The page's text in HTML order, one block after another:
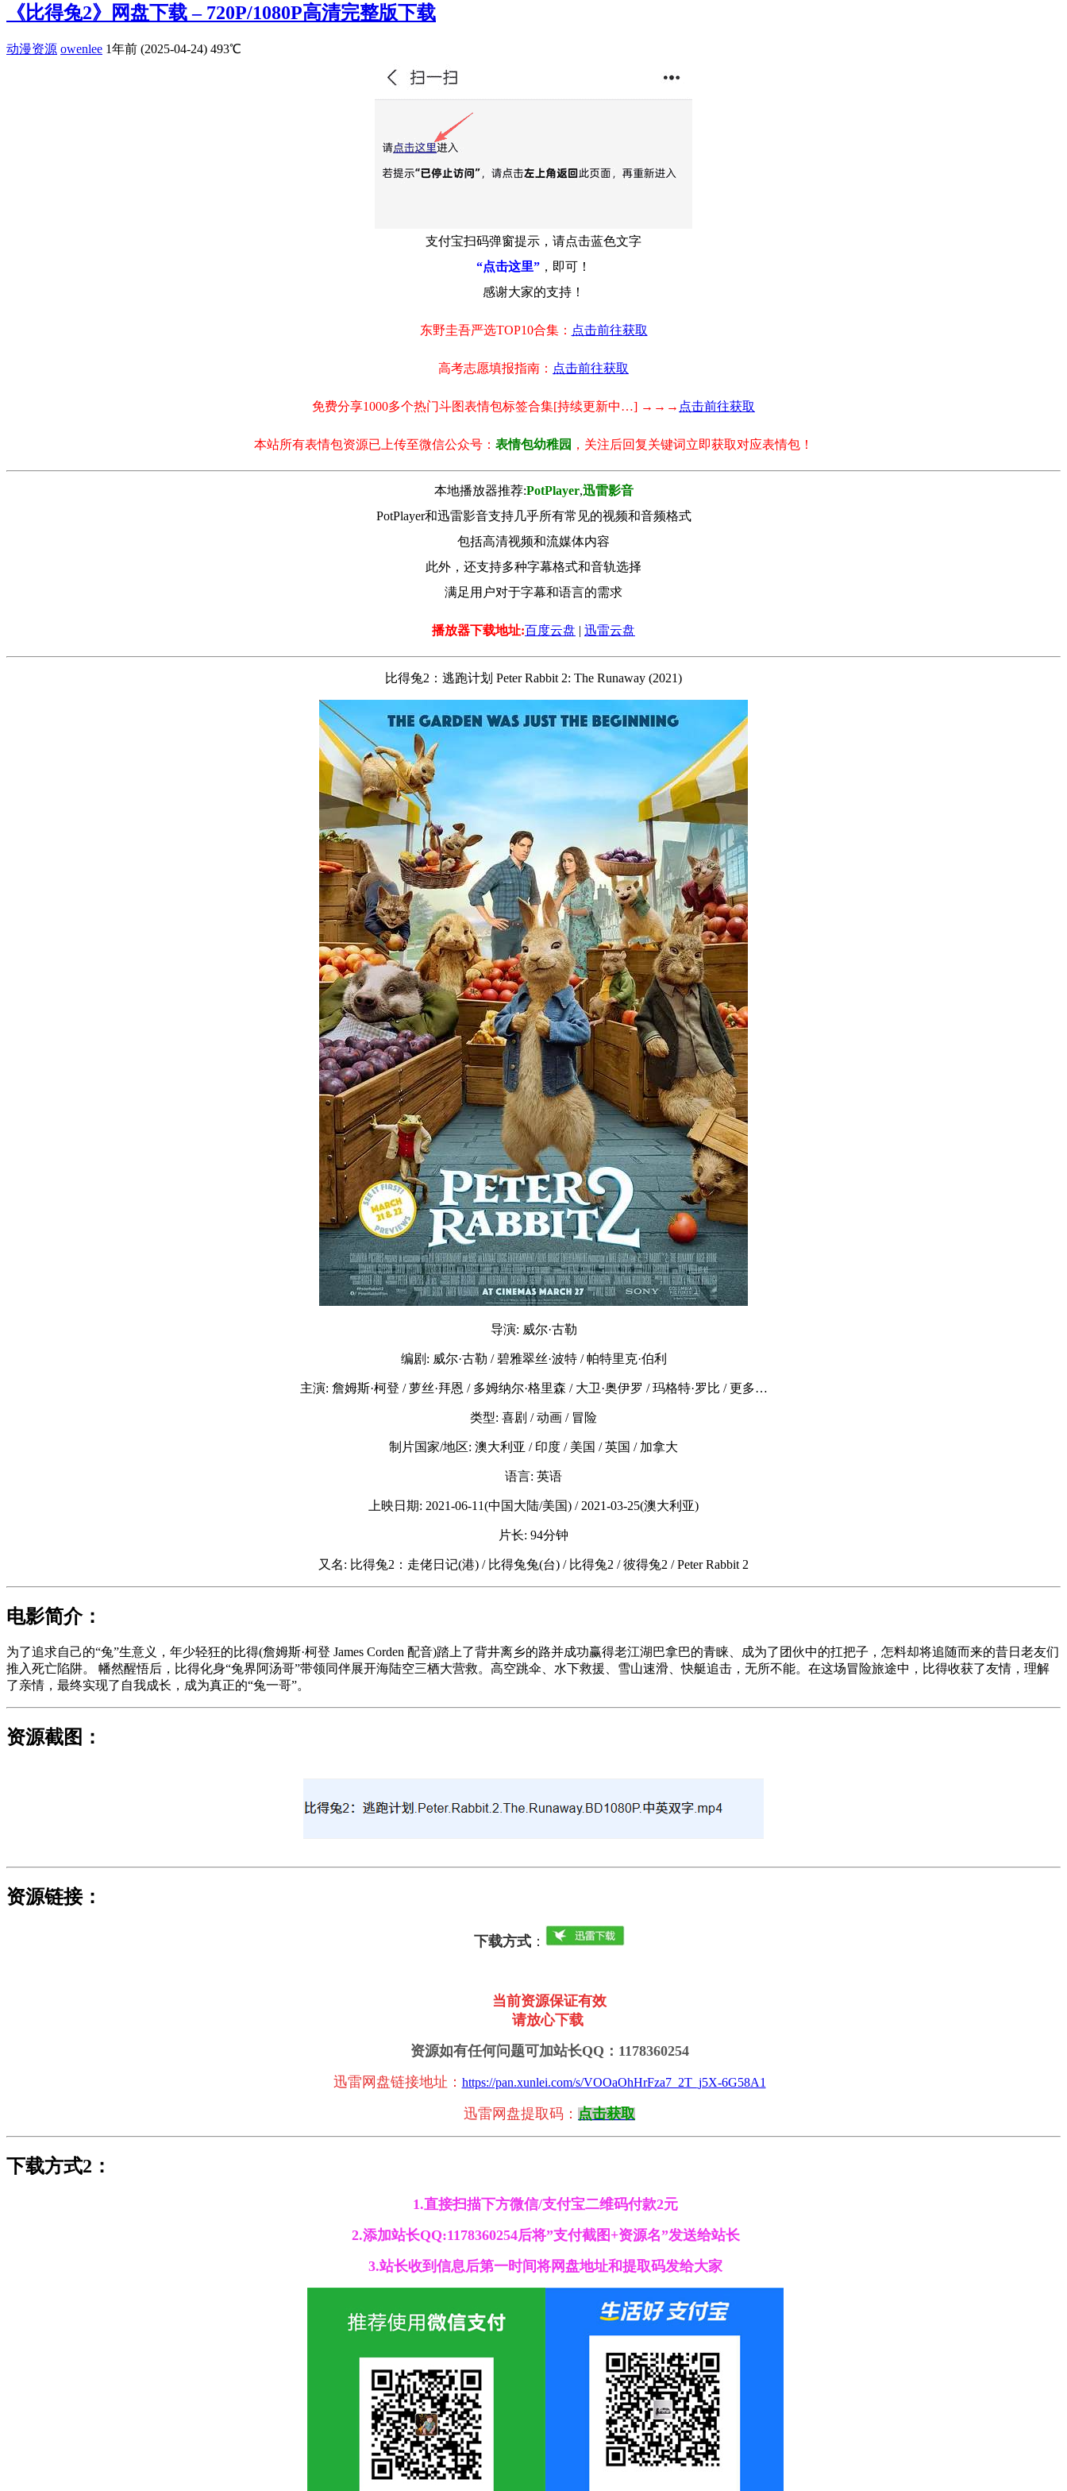
《比得兔2》网盘下载 – 720P/1080P高清完整版下载
动漫资源 owenlee 1年前 (2025-04-24) 493℃
支付宝扫码弹窗提示，请点击蓝色文字
“点击这里” ，即可！
感谢大家的支持！
东野圭吾严选TOP10合集： 点击前往获取
高考志愿填报指南： 点击前往获取
免费分享1000多个热门斗图表情包标签合集[持续更新中…] →→→ 点击前往获取
本站所有表情包资源已上传至微信公众号： 表情包幼稚园 ，关注后回复关键词立即获取对应表情包！
本地播放器推荐:РotРlayer,迅雷影音
PotPlayer和迅雷影音支持几乎所有常见的视频和音频格式
包括高清视频和流媒体内容
此外，还支持多种字幕格式和音轨选择
满足用户对于字幕和语言的需求
播放器下载地址:百度云盘 | 迅雷云盘
比得兔2：逃跑计划 Peter Rabbit 2: The Runaway (2021)
导演: 威尔·古勒
编剧: 威尔·古勒 / 碧雅翠丝·波特 / 帕特里克·伯利
主演: 詹姆斯·柯登 / 萝丝·拜恩 / 多姆纳尔·格里森 / 大卫·奥伊罗 / 玛格特·罗比 / 更多…
类型: 喜剧 / 动画 / 冒险
制片国家/地区: 澳大利亚 / 印度 / 美国 / 英国 / 加拿大
语言: 英语
上映日期: 2021-06-11(中国大陆/美国) / 2021-03-25(澳大利亚)
片长: 94分钟
又名: 比得兔2：走佬日记(港) / 比得兔兔(台) / 比得兔2 / 彼得兔2 / Peter Rabbit 2
电影简介：
为了追求自己的“兔”生意义，年少轻狂的比得(詹姆斯·柯登 James Corden 配音)踏上了背井离乡的路并成功赢得老江湖巴拿巴的青睐、成为了团伙中的扛把子，怎料却将追随而来的昔日老友们
推入死亡陷阱。 幡然醒悟后，比得化身“兔界阿汤哥”带领同伴展开海陆空三栖大营救。高空跳伞、水下救援、雪山速滑、快艇追击，无所不能。在这场冒险旅途中，比得收获了友情，理解
了亲情，最终实现了自我成长，成为真正的“兔一哥”。
资源截图：
资源链接：
下载方式 ：
当前资源保证有效
请放心下载
资源如有任何问题可加站长QQ：1178360254
迅雷网盘链接地址 ： https://pan.xunlei.com/s/VOOaOhHrFza7_2T_j5X-6G58A1
迅雷网盘提取码： 点击获取
下载方式2：
1.直接扫描下方微信/支付宝二维码付款2元
2.添加站长QQ:1178360254后将”支付截图+资源名”发送给站长
3.站长收到信息后第一时间将网盘地址和提取码发给大家